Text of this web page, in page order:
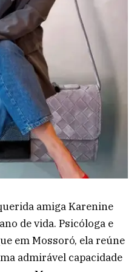
amiga Karenine
de vida. Psicóloga e
em Mossoró, ela reúne
admirável capacidade